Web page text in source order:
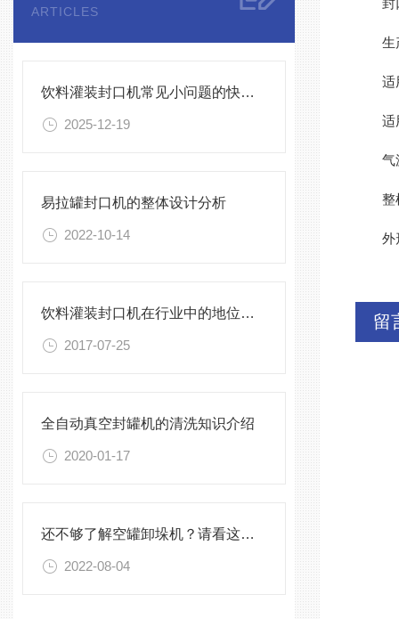
ARTICLES
饮料灌装封口机常见小问题的快速诊断与解决方法指南
2025-12-19
易拉罐封口机的整体设计分析
2022-10-14
饮料灌装封口机在行业中的地位大大的提高
2017-07-25
全自动真空封罐机的清洗知识介绍
2020-01-17
还不够了解空罐卸垛机？请看这里！
2022-08-04
封口
生产
适用
适用
气源
整机
外形
留